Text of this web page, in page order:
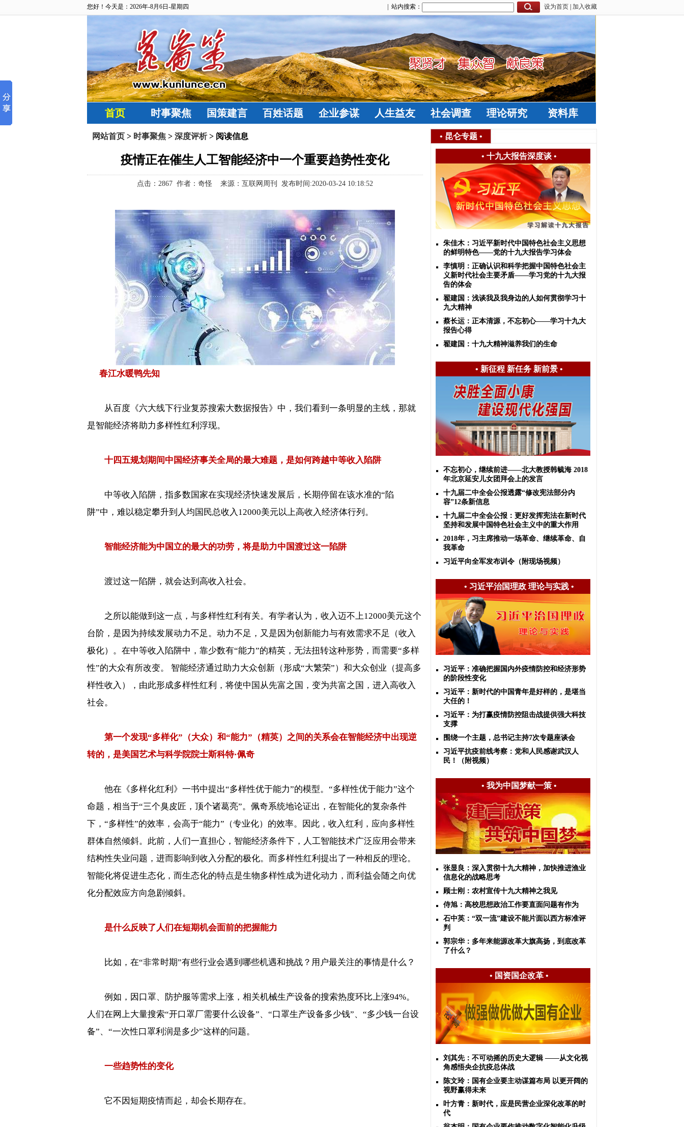
您好！今天是：2026年-8月6日-星期四 设为首页 加入收藏
| 站内搜索：
首页 时事聚焦 国策建言 百姓话题 企业参谋 人生益友 社会调查 理论研究 资料库
网站首页 > 时事聚焦 > 深度评析> 阅读信息
​疫情正在催生人工智能经济中一个重要趋势性变化
点击： 2867 作者：奇怪 来源：互联网周刊 发布时间:2020-03-24 10:18:52
春江水暖鸭先知
从百度《六大线下行业复苏搜索大数据报告》中，我们看到一条明显的主线，那就
是智能经济将助力多样性红利浮现。
十四五规划期间中国经济事关全局的最大难题，是如何跨越中等收入陷阱
中等收入陷阱，指多数国家在实现经济快速发展后，长期停留在该水准的“陷
阱”中，难以稳定攀升到人均国民总收入 12000美元以上高收入经济体行列。
智能经济能为中国立的最大的功劳，将是助力中国渡过这一陷阱
渡过这一陷阱，就会达到高收入社会。
之所以能做到这一点，与多样性红利有关。有学者认为，收入迈不上12000美元这个
台阶，是因为持续发展动力不足。动力不足，又是因为创新能力与有效需求不足（收入
极化）。在中等收入陷阱中，靠少数有“能力”的精英，无法扭转这种形势，而需要“多样
性”的大众有所改变。 智能经济通过助力大众创新（形成“大繁荣”）和大众创业（提高多
样性收入），由此形成多样性红利，将使中国从先富之国，变为共富之国，进入高收入
社会。
第一个发现“多样化”（大众）和“能力”（精英）之间的关系会在智能经济中出现逆
转的，是美国艺术与科学院院士斯科特·佩奇
他在《多样化红利》一书中提出“多样性优于能力”的模型。“多样性优于能力”这个
命题，相当于“三个臭皮匠，顶个诸葛亮”。佩奇系统地论证出，在智能化的复杂条件
下，“多样性”的效率，会高于“能力”（专业化）的效率。因此，收入红利，应向多样性
群体自然倾斜。此前，人们一直担心，智能经济条件下，人工智能技术广泛应用会带来
结构性失业问题，进而影响到收入分配的极化。而多样性红利提出了一种相反的理论。
智能化将促进生态化，而生态化的特点是生物多样性成为进化动力，而利益会随之向优
化分配效应方向急剧倾斜。
是什么反映了人们在短期机会面前的把握能力
比如，在“非常时期”有些行业会遇到哪些机遇和挑战？用户最关注的事情是什么？
例如，因口罩、防护服等需求上涨，相关机械生产设备的搜索热度环比上涨94%。
人们在网上大量搜索“开口罩厂需要什么设备”、 “口罩生产设备多少钱”、 “多少钱一台设
备”、 “一次性口罩利润是多少”这样的问题。
一些趋势性的变化
它不因短期疫情而起，却会长期存在。
• 昆仑专题 •
• 十九大报告深度谈•
朱佳木：习近平新时代中国特色社会主义思想
的鲜明特色——党的十九大报告学习体会
李慎明：正确认识和科学把握中国特色社会主
义新时代社会主要矛盾——学习党的十九大报
告的体会
翟建国：浅谈我及我身边的人如何贯彻学习十
九大精神
蔡长运：正本清源，不忘初心——学习十九大
报告心得
翟建国：十九大精神滋养我们的生命
• 新征程 新任务 新前景•
不忘初心，继续前进——北大教授韩毓海 2018
年北京延安儿女团拜会上的发言
十九届二中全会公报透露“修改宪法部分内
容”12条新信息
十九届二中全会公报：更好发挥宪法在新时代
坚持和发展中国特色社会主义中的重大作用
2018年，习主席推动一场革命、继续革命、自
我革命
习近平向全军发布训令（附现场视频）
• 习近平治国理政 理论与实践•
习近平：准确把握国内外疫情防控和经济形势
的阶段性变化
习近平：新时代的中国青年是好样的，是堪当
大任的！
习近平：为打赢疫情防控阻击战提供强大科技
支撑
围绕一个主题，总书记主持7次专题座谈会
习近平抗疫前线考察：党和人民感谢武汉人
民！（附视频）
• 我为中国梦献一策•
张显良：深入贯彻十九大精神，加快推进渔业
信息化的战略思考
顾士刚：农村宣传十九大精神之我见
侍旭：高校思想政治工作要直面问题有作为
石中英：“双一流”建设不能片面以西方标准评
判
郭宗华：多年来能源改革大旗高扬，到底改革
了什么？
• 国资国企改革•
刘其先：不可动摇的历史大逻辑 ——从文化视
角感悟央企抗疫总体战
陈文玲：国有企业要主动谋篇布局 以更开阔的
视野赢得未来
叶方青：新时代，应是民营企业深化改革的时
代